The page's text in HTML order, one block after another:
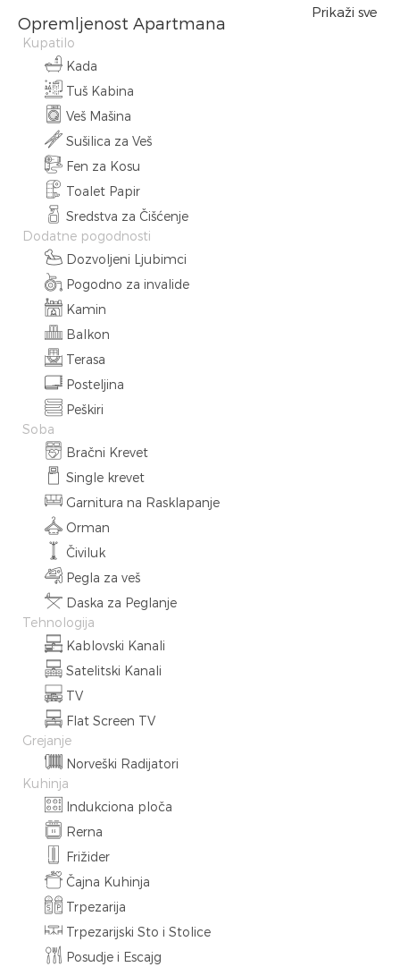
Opremljenost Apartmana
Prikaži sve
Kupatilo
Kada
Tuš Kabina
Veš Mašina
Sušilica za Veš
Fen za Kosu
Toalet Papir
Sredstva za Čišćenje
Dodatne pogodnosti
Dozvoljeni Ljubimci
Pogodno za invalide
Kamin
Balkon
Terasa
Posteljina
Peškiri
Soba
Bračni Krevet
Single krevet
Garnitura na Rasklapanje
Orman
Čiviluk
Pegla za veš
Daska za Peglanje
Tehnologija
Kablovski Kanali
Satelitski Kanali
TV
Flat Screen TV
Grejanje
Norveški Radijatori
Kuhinja
Indukciona ploča
Rerna
Frižider
Čajna Kuhinja
Trpezarija
Trpezarijski Sto i Stolice
Posudje i Escajg